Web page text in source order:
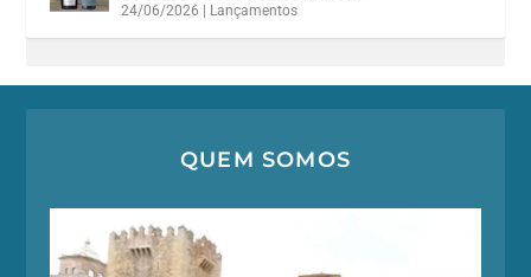
24/06/2026 Lançamentos
QUEM SOMOS